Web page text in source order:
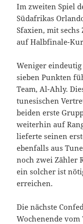
Im zweiten Spiel
Südafrikas
Sfaxien, mit
auf Halbfinale-
Weniger
sieben Punkten
Team, Al-Ahly.
tunesischen
beiden erste
weiterhin auf
lieferte seinen
ebenfalls aus
noch zwei Zähler
ein solcher ist
erreichen.
Die nächste
Wochenende vom